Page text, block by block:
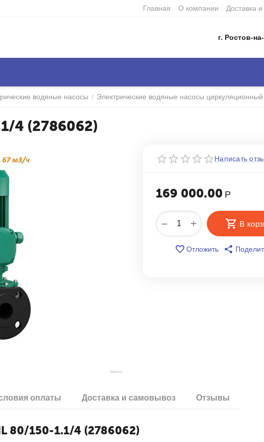
Главная О компании Доставка
г. Ростов-
водяные насосы / Электрические водяные насосы циркуляционный
4 (2786062)
Написать
169 000.00 Р
+
− В
Отложить
оплаты Доставка и самовывоз Отзывы
80/150-1.1/4 (2786062)